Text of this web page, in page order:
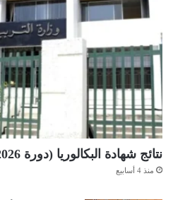
نتائج شهادة البكالوريا (دورة 2026) الأحد المقبل
منذ 4 أسابيع